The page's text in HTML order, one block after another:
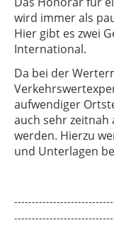
wird immer als
Hier gibt es zwei
International.
Da bei der
aufwendiger
auch sehr zeitnah
werden. Hierzu
und Unterlagen